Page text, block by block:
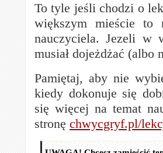
To tyle jeśli chodzi o
większym mieście to
nauczyciela. Jezeli w
musiał dojeżdżać (albo
Pamiętaj, aby nie
kiedy dokonuje się
się więcej na temat
stronę chwycgryf.pl/